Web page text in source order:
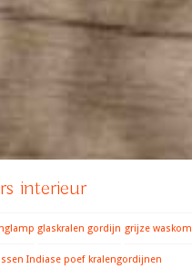
interieur
glaskralen gordijn grijze waskom
Indiase poef kralengordijnen